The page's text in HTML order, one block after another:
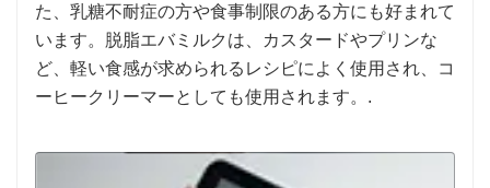
た、乳糖不耐症の方や食事制限のある方にも好まれて
います。脱脂エバミルクは、カスタードやプリンな
ど、軽い食感が求められるレシピによく使用され、コ
ーヒークリーマーとしても使用されます。.